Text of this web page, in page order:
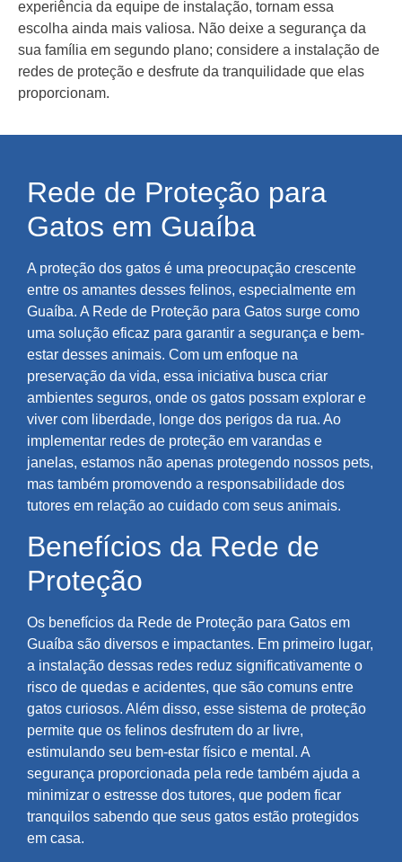
experiência da equipe de instalação, tornam essa
escolha ainda mais valiosa. Não deixe a segurança da
sua família em segundo plano; considere a instalação de
redes de proteção e desfrute da tranquilidade que elas
proporcionam.
Rede de Proteção para
Gatos em Guaíba
A proteção dos gatos é uma preocupação crescente
entre os amantes desses felinos, especialmente em
Guaíba. A Rede de Proteção para Gatos surge como
uma solução eficaz para garantir a segurança e bem-
estar desses animais. Com um enfoque na
preservação da vida, essa iniciativa busca criar
ambientes seguros, onde os gatos possam explorar e
viver com liberdade, longe dos perigos da rua. Ao
implementar redes de proteção em varandas e
janelas, estamos não apenas protegendo nossos pets,
mas também promovendo a responsabilidade dos
tutores em relação ao cuidado com seus animais.
Benefícios da Rede de
Proteção
Os benefícios da Rede de Proteção para Gatos em
Guaíba são diversos e impactantes. Em primeiro lugar,
a instalação dessas redes reduz significativamente o
risco de quedas e acidentes, que são comuns entre
gatos curiosos. Além disso, esse sistema de proteção
permite que os felinos desfrutem do ar livre,
estimulando seu bem-estar físico e mental. A
segurança proporcionada pela rede também ajuda a
minimizar o estresse dos tutores, que podem ficar
tranquilos sabendo que seus gatos estão protegidos
em casa.